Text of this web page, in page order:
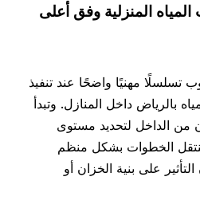
المنزلية وفق أعلى
مهنيًا واضحًا عند تنفيذ
داخل المنازل. وتبدأ
الداخل لتحديد مستوى
الخطوات بشكل منظم
على بنية الخزان أو